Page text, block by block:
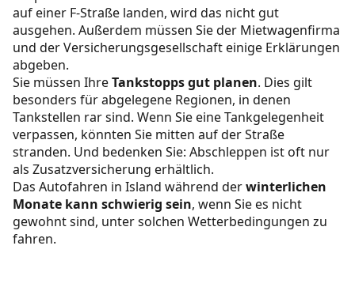
auf einer F-Straße landen, wird das nicht gut
ausgehen. Außerdem müssen Sie der Mietwagenfirma
und der Versicherungsgesellschaft einige Erklärungen
abgeben.
Sie müssen IhreTankstopps gut planen. Dies gilt
besonders für abgelegene Regionen, in denen
Tankstellen rar sind. Wenn Sie eine Tankgelegenheit
verpassen, könnten Sie mitten auf der Straße
stranden. Und bedenken Sie: Abschleppen ist oft nur
als Zusatzversicherung erhältlich.
Das Autofahren in Island während derwinterlichen
Monate kann schwierig sein, wenn Sie es nicht
gewohnt sind, unter solchen Wetterbedingungen zu
fahren.